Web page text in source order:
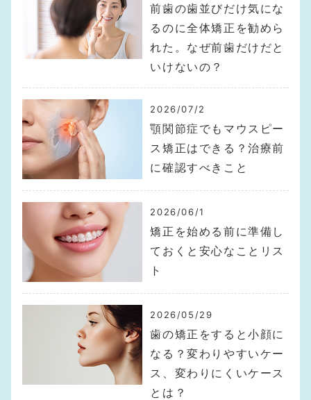
前歯の歯並びだけ気にな
るのに全体矯正を勧めら
れた。なぜ前歯だけだと
いけないの？
2026/07/2
顎関節症でもマウスピー
ス矯正はできる？治療前
に確認すべきこと
2026/06/1
矯正を始める前に準備し
ておくと安心なことリス
ト
2026/05/29
歯の矯正をすると小顔に
なる？変わりやすいケー
ス、変わりにくいケース
とは？